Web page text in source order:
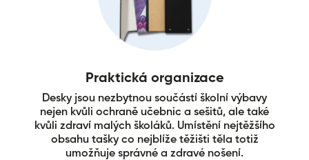
Praktická organizace
Desky jsou nezbytnou součástí školní výbavy
nejen kvůli ochraně učebnic a sešitů, ale také
kvůli zdraví malých školáků. Umístění nejtěžšího
obsahu tašky co nejblíže těžišti těla totiž
umožňuje správné a zdravé nošení.